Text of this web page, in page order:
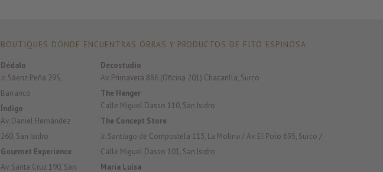
BOUTIQUES DONDE ENCUENTRAS OBRAS Y PRODUCTOS DE FITO ESPINOSA
Dédalo
Jr. Sáenz Peña 295,
Barranco
Índigo
Av. Daniel Hernández
260, San Isidro
Gourmet Experience
Av. Santa Cruz 190, San
Decostudio
Av. Primavera 886 (Oficina 201) Chacarilla, Surco
The Hanger
Calle Miguel Dasso 110, San Isidro
The Concept Store
Jr. Santiago de Compostela 113, La Molina / Av. El Polo 695, Surco /
Calle Miguel Dasso 101, San Isidro
Maria Luisa